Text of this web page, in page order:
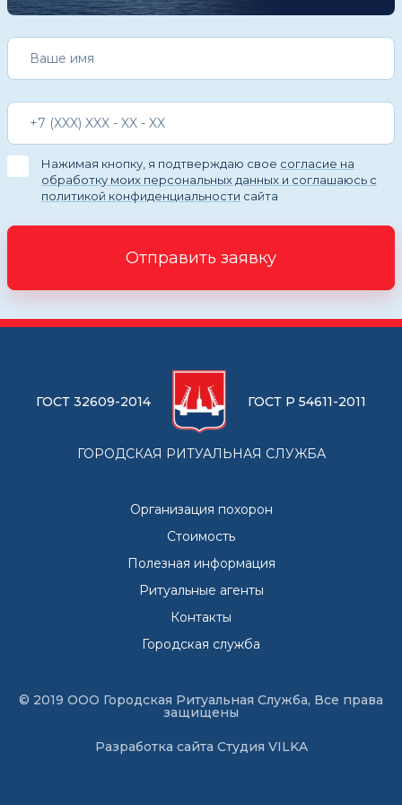
Нажимая кнопку, я подтверждаю свое согласие на
обработку моих персональных данных и соглашаюсь с
политикой конфиденциальности сайта
Отправить заявку
ГОСТ 32609-2014 ГОСТ Р 54611-2011
ГОРОДСКАЯ РИТУАЛЬНАЯ СЛУЖБА
Организация похорон
Стоимость
Полезная информация
Ритуальные агенты
Контакты
Городская служба
© 2019 ООО Городская Ритуальная Служба, Все права
защищены
Разработка сайта Студия VILKA